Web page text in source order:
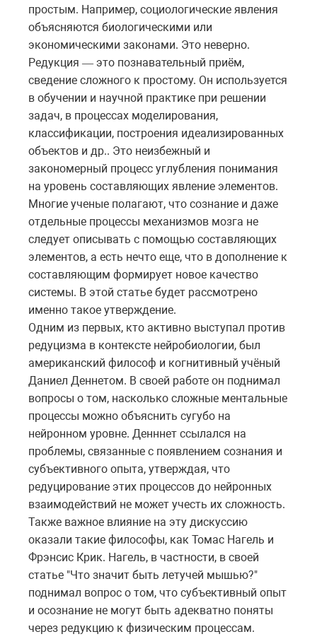
простым. Например, социологические явления
объясняются биологическими или
экономическими законами. Это неверно.
Редукция — это познавательный приём,
сведение сложного к простому. Он используется
в обучении и научной практике при решении
задач, в процессах моделирования,
классификации, построения идеализированных
объектов и др.. Это неизбежный и
закономерный процесс углубления понимания
на уровень составляющих явление элементов.
Многие ученые полагают, что сознание и даже
отдельные процессы механизмов мозга не
следует описывать с помощью составляющих
элементов, а есть нечто еще, что в дополнение к
составляющим формирует новое качество
системы. В этой статье будет рассмотрено
именно такое утверждение.
Одним из первых, кто активно выступал против
редуцизма в контексте нейробиологии, был
американский философ и когнитивный учёный
Даниел Деннетом. В своей работе он поднимал
вопросы о том, насколько сложные ментальные
процессы можно объяснить сугубо на
нейронном уровне. Денннет ссылался на
проблемы, связанные с появлением сознания и
субъективного опыта, утверждая, что
редуцирование этих процессов до нейронных
взаимодействий не может учесть их сложность.
Также важное влияние на эту дискуссию
оказали такие философы, как Томас Нагель и
Фрэнсис Крик. Нагель, в частности, в своей
статье "Что значит быть летучей мышью?"
поднимал вопрос о том, что субъективный опыт
и осознание не могут быть адекватно поняты
через редукцию к физическим процессам.